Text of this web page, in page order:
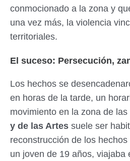
conmocionado a la zona y
una vez más, la violencia
territoriales.
El suceso: Persecución,
Los hechos se
en horas de la tarde, un
movimiento en la zona de las
y de las Artes suele ser
reconstrucción de los
un joven de 19 años, viajaba